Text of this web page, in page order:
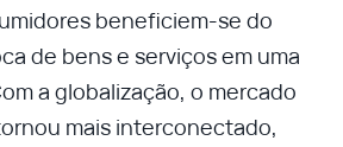
beneficiem-se do
de bens e serviços em uma
a globalização, o mercado
mais interconectado,